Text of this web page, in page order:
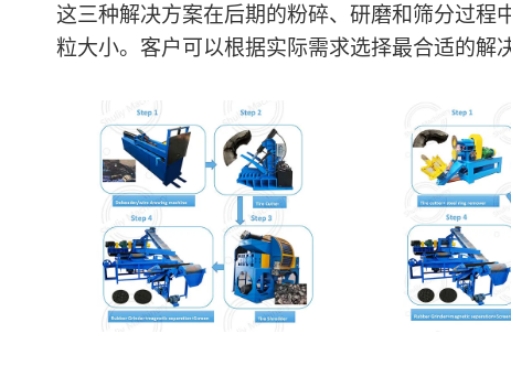
这三种解决方案在后期的粉碎、研磨和筛分过
粒大小。客户可以根据实际需求选择最合适的解